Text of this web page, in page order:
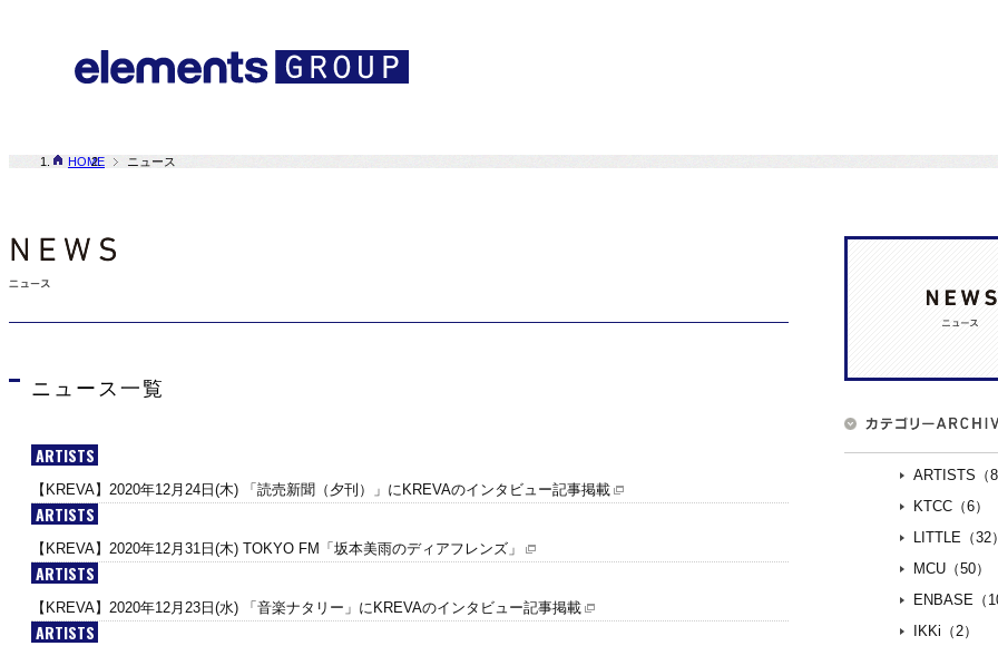
HOME ニュース
ニュース一覧
ARTISTS
【KREVA】2020年12月24日(木) 「読売新聞（夕刊）」にKREVAのインタビュー記事掲載
ARTISTS
【KREVA】2020年12月31日(木) TOKYO FM「坂本美雨のディアフレンズ」
ARTISTS
【KREVA】2020年12月23日(水) 「音楽ナタリー」にKREVAのインタビュー記事掲載
ARTISTS
ARTISTS（
KTCC（6）
LITTLE（32）
MCU（50）
ENBASE（
IKKi（2）